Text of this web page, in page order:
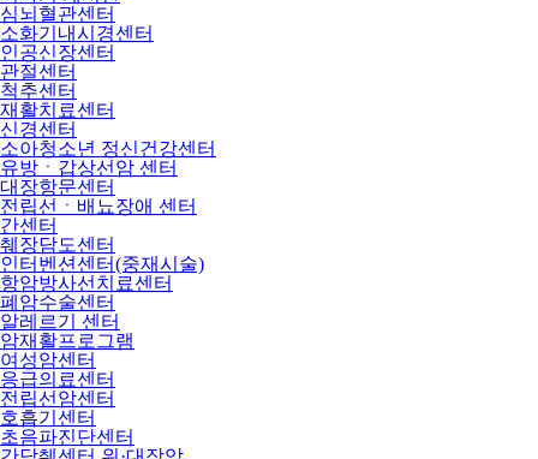
심뇌혈관센터
소화기내시경센터
인공신장센터
관절센터
척추센터
재활치료센터
신경센터
소아청소년 정신건강센터
유방ㆍ갑상선암 센터
대장항문센터
전립선ㆍ배뇨장애 센터
간센터
췌장담도센터
인터벤션센터(중재시술)
항암방사선치료센터
폐암수술센터
알레르기 센터
암재활프로그램
여성암센터
응급의료센터
전립선암센터
호흡기센터
초음파진단센터